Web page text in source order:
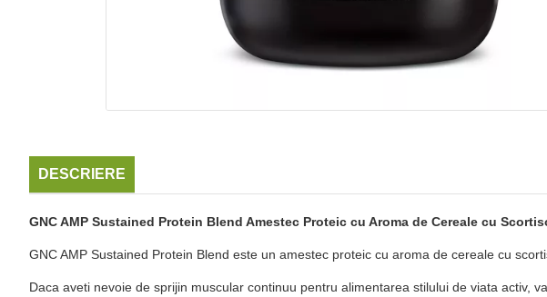
DESCRIERE
GNC AMP Sustained Protein Blend Amestec Proteic cu Aroma de Cereale cu
GNC AMP Sustained Protein Blend este un amestec proteic cu aroma de cereale cu
Daca aveti nevoie de sprijin muscular continuu pentru alimentarea stilului de viata activ,